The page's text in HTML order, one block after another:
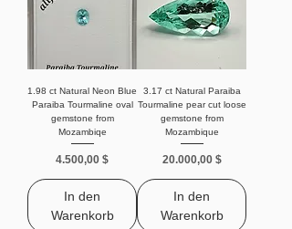
1.98 ct Natural Neon Blue
Paraiba Tourmaline oval
gemstone from
Mozambiqe
Preis
4.500,00 $
In den
Warenkorb
3.17 ct Natural Paraiba
Tourmaline pear cut loose
gemstone from
Mozambique
Preis
20.000,00 $
In den
Warenkorb